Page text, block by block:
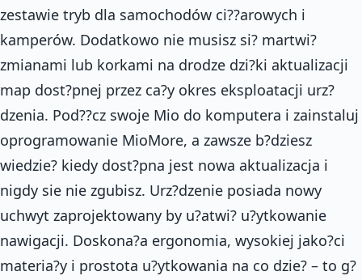
zestawie tryb dla samochodów ci??arowych i
kamperów. Dodatkowo nie musisz si? martwi?
zmianami lub korkami na drodze dzi?ki aktualizacji
map dost?pnej przez ca?y okres eksploatacji urz?
dzenia. Pod??cz swoje Mio do komputera i zainstaluj
oprogramowanie MioMore, a zawsze b?dziesz
wiedzie? kiedy dost?pna jest nowa aktualizacja i
nigdy sie nie zgubisz. Urz?dzenie posiada nowy
uchwyt zaprojektowany by u?atwi? u?ytkowanie
nawigacji. Doskona?a ergonomia, wysokiej jako?ci
materia?y i prostota u?ytkowania na co dzie? – to g?